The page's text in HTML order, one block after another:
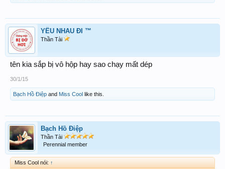
YÊU NHAU ĐI ™
Thần Tài
tên kia sắp bị vô hộp hay sao chạy mất dép
30/1/15
Bạch Hồ Điệp and Miss Cool like this.
Bạch Hồ Điệp
Thần Tài
Perennial member
Miss Cool nói: ↑